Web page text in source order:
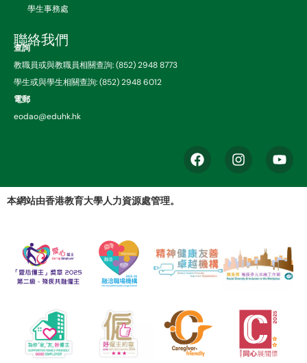
學生事務處
聯絡我們
查詢
教職員或與教職員相關查詢: (852) 2948 8773
學生或與學生相關查詢: (852) 2948 6012
電郵
eodao@eduhk.hk
本網站由香港教育大學人力資源處管理。